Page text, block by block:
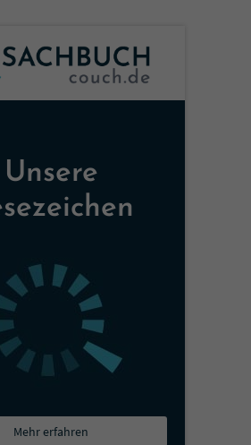
Unsere
Mehr erfahren